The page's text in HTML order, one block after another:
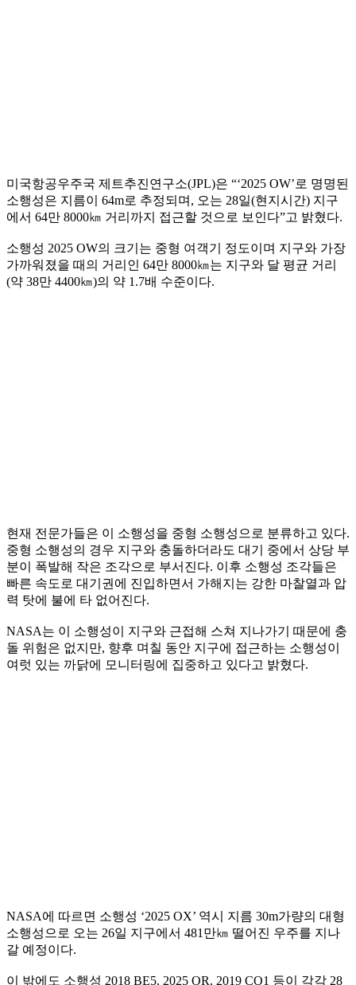
미국항공우주국 제트추진연구소(JPL)은 “‘2025 OW’로 명명된
소행성은 지름이 64m로 추정되며, 오는 28일(현지시간) 지구
에서 64만 8000㎞ 거리까지 접근할 것으로 보인다”고 밝혔다.
소행성 2025 OW의 크기는 중형 여객기 정도이며 지구와 가장
가까워졌을 때의 거리인 64만 8000㎞는 지구와 달 평균 거리
(약 38만 4400㎞)의 약 1.7배 수준이다.
현재 전문가들은 이 소행성을 중형 소행성으로 분류하고 있다.
중형 소행성의 경우 지구와 충돌하더라도 대기 중에서 상당 부
분이 폭발해 작은 조각으로 부서진다. 이후 소행성 조각들은
빠른 속도로 대기권에 진입하면서 가해지는 강한 마찰열과 압
력 탓에 불에 타 없어진다.
NASA는 이 소행성이 지구와 근접해 스쳐 지나가기 때문에 충
돌 위험은 없지만, 향후 며칠 동안 지구에 접근하는 소행성이
여럿 있는 까닭에 모니터링에 집중하고 있다고 밝혔다.
NASA에 따르면 소행성 ‘2025 OX’ 역시 지름 30m가량의 대형
소행성으로 오는 26일 지구에서 481만㎞ 떨어진 우주를 지나
갈 예정이다.
이 밖에도 소행성 2018 BE5, 2025 OR, 2019 CO1 등이 각각 28